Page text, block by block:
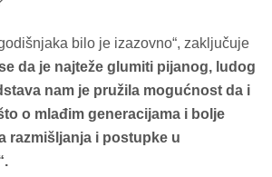
bilo je izazovno“, zaključuje
da je najteže glumiti pijanog, ludog
nam je pružila mogućnost da i
o mlađim generacijama i bolje
razmišljanja i postupke u